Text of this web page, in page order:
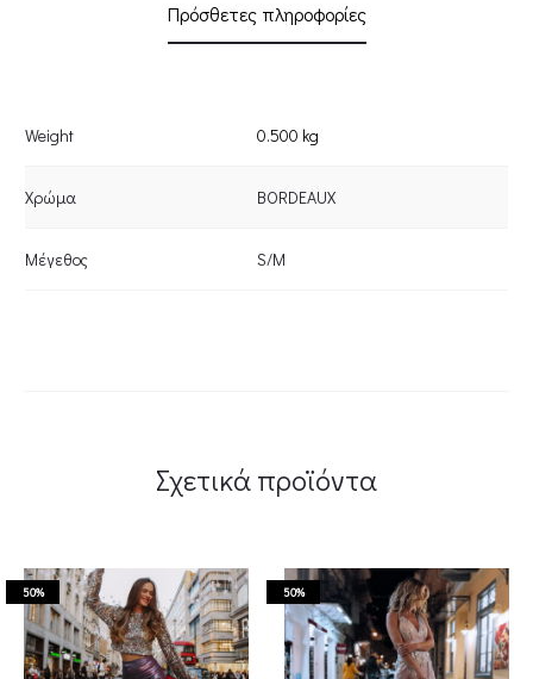
Πρόσθετες πληροφορίες
Weight 0.500 kg
Χρώμα BORDEAUX
Μέγεθος S/M
Σχετικά προϊόντα
50% 50%